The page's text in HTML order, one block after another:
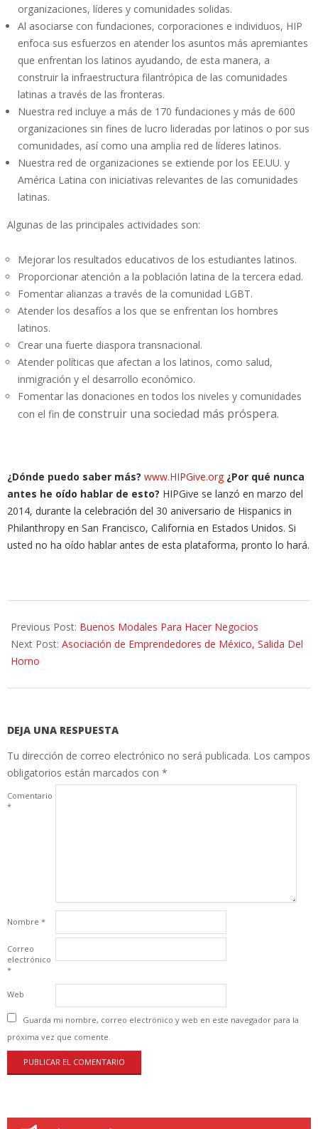
organizaciones, líderes y comunidades solidas.
Al asociarse con fundaciones, corporaciones e individuos, HIP
enfoca sus esfuerzos en atender los asuntos más apremiantes
que enfrentan los latinos ayudando, de esta manera, a
construir la infraestructura filantrópica de las comunidades
latinas a través de las fronteras.
Nuestra red incluye a más de 170 fundaciones y más de 600
organizaciones sin fines de lucro lideradas por latinos o por sus
comunidades, así como una amplia red de líderes latinos.
Nuestra red de organizaciones se extiende por los EE.UU. y
América Latina con iniciativas relevantes de las comunidades
latinas.
Algunas de las principales actividades son:
Mejorar los resultados educativos de los estudiantes latinos.
Proporcionar atención a la población latina de la tercera edad.
Fomentar alianzas a través de la comunidad LGBT.
Atender los desafíos a los que se enfrentan los hombres
latinos.
Crear una fuerte diaspora transnacional.
Atender políticas que afectan a los latinos, como salud,
inmigración y el desarrollo económico.
Fomentar las donaciones en todos los niveles y comunidades
con el fin de construir una sociedad más próspera.
¿Dónde puedo saber más? www.HIPGive.org ¿Por qué nunca
antes he oído hablar de esto? HIPGive se lanzó en marzo del
2014, durante la celebración del 30 aniversario de Hispanics in
Philanthropy en San Francisco, California en Estados Unidos. Si
usted no ha oído hablar antes de esta plataforma, pronto lo hará.
05-
14
Previous Post: Buenos Modales Para Hacer Negocios
Next Post: Asociación de Emprendedores de México, Salida Del
Horno
DEJA UNA RESPUESTA
Tu dirección de correo electrónico no será publicada. Los campos
obligatorios están marcados con *
Comentario
*
Nombre *
Correo
electrónico
*
Web
Guarda mi nombre, correo electrónico y web en este navegador para la
próxima vez que comente.